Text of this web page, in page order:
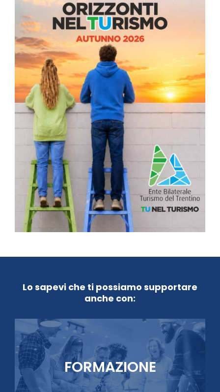
Lo sapevi che ti possiamo supportare
anche con:
FORMAZIONE